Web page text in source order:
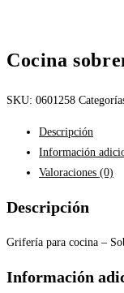
Cocina
SKU: 0601258
Descripción
Información
Valoraciones (0)
Descripción
Grifería para cocina –
Información